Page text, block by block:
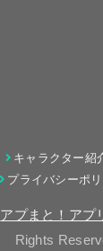
キャラクター紹
プライバシーポ
アプまと！アプ
Rights